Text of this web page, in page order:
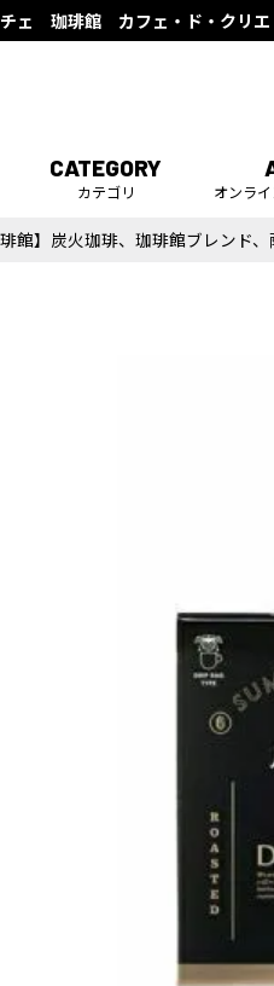
チェ 珈琲館 カフェ・ド・クリ
CATEGORY
カテゴリ オンラ
琲館】炭火珈琲、珈琲館ブレン